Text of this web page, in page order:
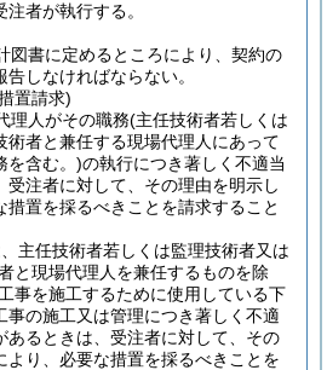
者が執行する。
図書に定めるところにより、契約の
しなければならない。
置請求)
理人がその職務(主任技術者若しくは
術者と兼任する現場代理人にあって
を含む。)の執行につき著しく不適当
受注者に対して、その理由を明示し
措置を採るべきことを請求すること
主任技術者若しくは監理技術者又は
と現場代理人を兼任するものを除
事を施工するために使用している下
事の施工又は管理につき著しく不適
あるときは、受注者に対して、その
より、必要な措置を採るべきことを